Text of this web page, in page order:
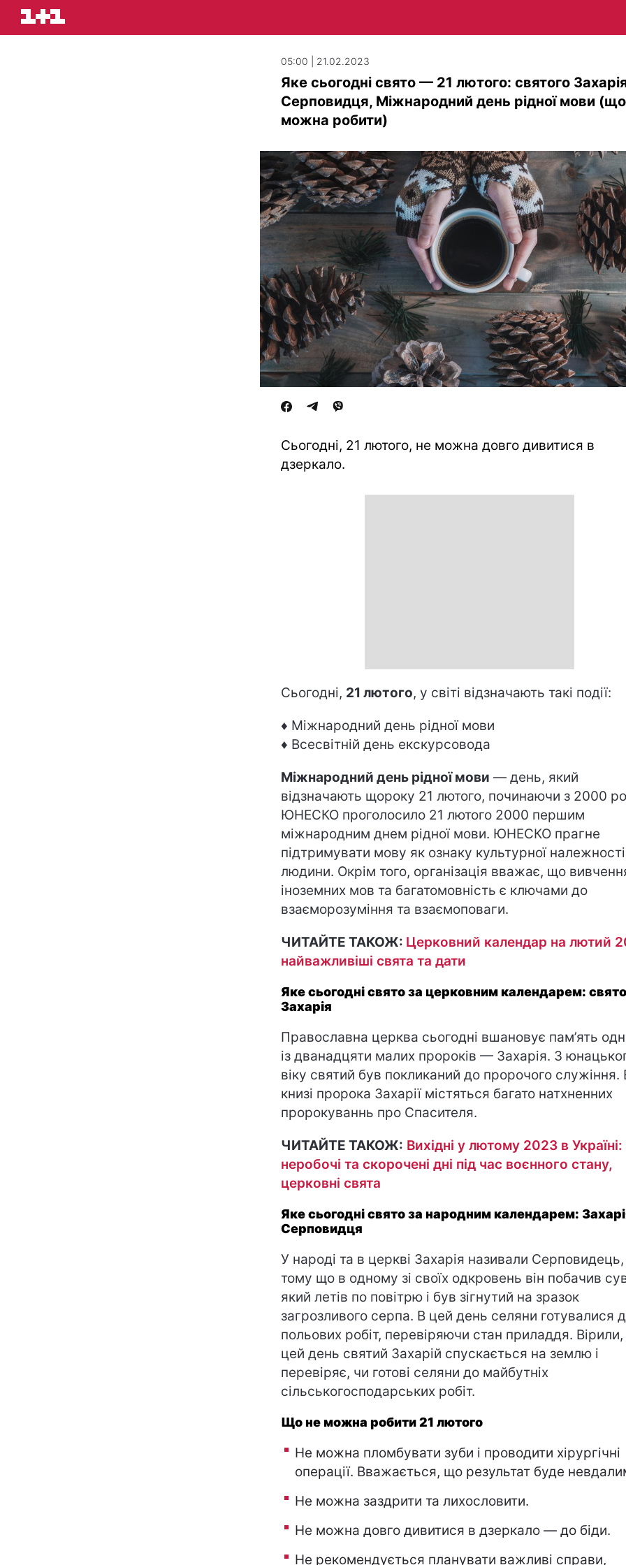
05:00 | 21.02.2023
Яке сьогодні свято — 21 лютого: святого
Серповидця, Міжнародний день рідної мови
можна робити)
Сьогодні, 21 лютого, не можна довго дивитися в
дзеркало.
Сьогодні, 21 лютого, у світі відзначають такі події:
♦ Міжнародний день рідної мови
♦ Всесвітній день екскурсовода
Міжнародний день рідної мови — день, який
відзначають щороку 21 лютого, починаючи з 2000
ЮНЕСКО проголосило 21 лютого 2000 першим
міжнародним днем рідної мови. ЮНЕСКО прагне
підтримувати мову як ознаку культурної належності
людини. Окрім того, організація вважає, що
іноземних мов та багатомовність є ключами до
взаєморозуміння та взаємоповаги.
ЧИТАЙТЕ ТАКОЖ: Церковний календар на лютий
найважливіші свята та дати
Яке сьогодні свято за церковним календарем:
Захарія
Православна церква сьогодні вшановує пам’ять
із дванадцяти малих пророків — Захарія. З
віку святий був покликаний до пророчого служіння.
книзі пророка Захарії містяться багато натхненних
пророкуваннь про Спасителя.
ЧИТАЙТЕ ТАКОЖ: Вихідні у лютому 2023 в Україні:
неробочі та скорочені дні під час воєнного стану,
церковні свята
Яке сьогодні свято за народним календарем:
Серповидця
У народі та в церкві Захарія називали Серповидець,
тому що в одному зі своїх одкровень він побачив
який летів по повітрю і був зігнутий на зразок
загрозливого серпа. В цей день селяни готувалися
польових робіт, перевіряючи стан приладдя.
цей день святий Захарій спускається на землю і
перевіряє, чи готові селяни до майбутніх
сільськогосподарських робіт.
Що не можна робити 21 лютого
Не можна пломбувати зуби і проводити хірургічні
операції. Вважається, що результат буде
Не можна заздрити та лихословити.
Не можна довго дивитися в дзеркало — до біди.
Не рекомендується планувати важливі справи,